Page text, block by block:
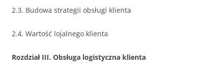
2.3. Budowa strategii obsługi klienta
2.4. Wartość lojalnego klienta
Rozdział III. Obsługa logistyczna klienta